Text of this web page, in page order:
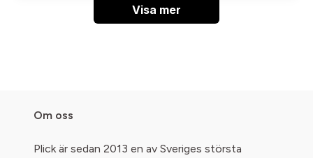
Visa mer
Om oss
Plick är sedan 2013 en av Sveriges största